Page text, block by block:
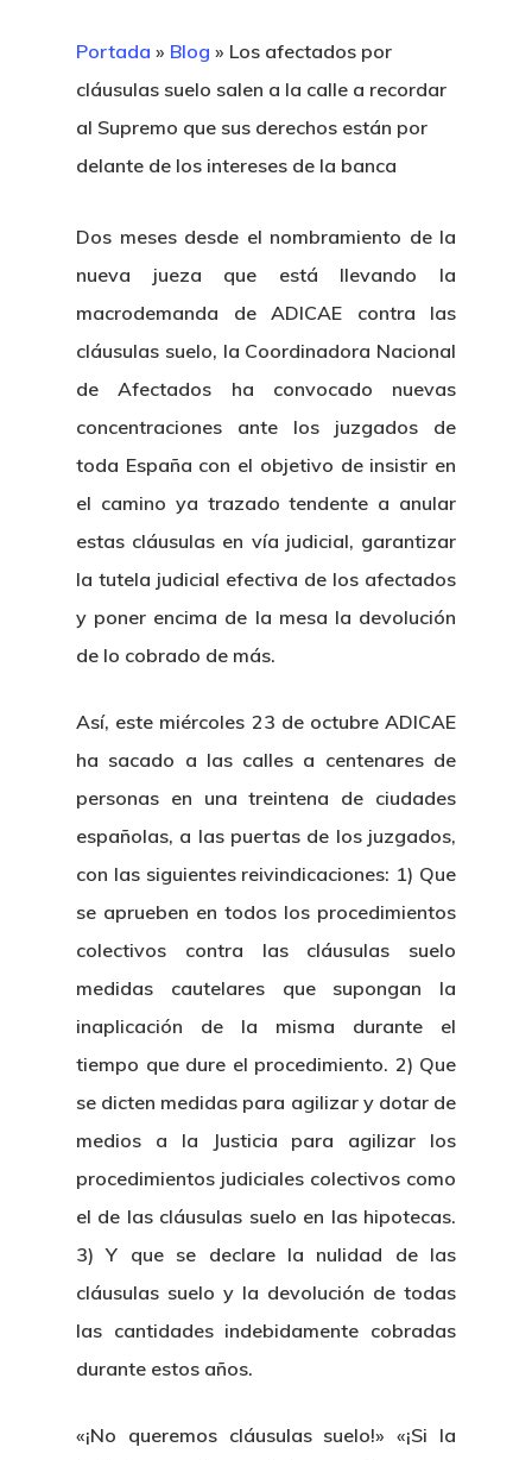
Portada » Blog » Los afectados por
cláusulas suelo salen a la calle a recordar
al Supremo que sus derechos están por
delante de los intereses de la banca
Dos meses desde el nombramiento de la
nueva jueza que está llevando la
macrodemanda de ADICAE contra las
cláusulas suelo, la Coordinadora Nacional
de Afectados ha convocado nuevas
concentraciones ante los juzgados de
toda España con el objetivo de insistir en
el camino ya trazado tendente a anular
estas cláusulas en vía judicial, garantizar
la tutela judicial efectiva de los afectados
y poner encima de la mesa la devolución
de lo cobrado de más.
Así, este miércoles 23 de octubre ADICAE
ha sacado a las calles a centenares de
personas en una treintena de ciudades
españolas, a las puertas de los juzgados,
con las siguientes reivindicaciones: 1) Que
se aprueben en todos los procedimientos
colectivos contra las cláusulas suelo
medidas cautelares que supongan la
inaplicación de la misma durante el
tiempo que dure el procedimiento. 2) Que
se dicten medidas para agilizar y dotar de
medios a la Justicia para agilizar los
procedimientos judiciales colectivos como
el de las cláusulas suelo en las hipotecas.
3) Y que se declare la nulidad de las
cláusulas suelo y la devolución de todas
las cantidades indebidamente cobradas
durante estos años.
«¡No queremos cláusulas suelo!» «¡Si la